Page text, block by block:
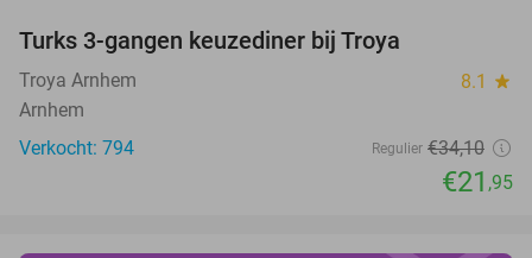
Turks 3-gangen keuzediner bij Troya
Troya Arnhem 8.1 star
Arnhem
Verkocht: 794
Regulier €34,10
€21 ,95